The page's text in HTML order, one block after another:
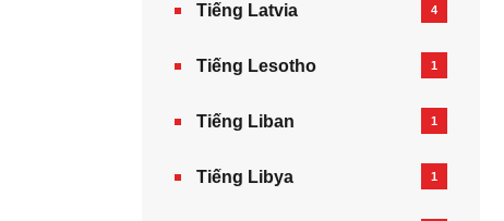
Tiếng Latvia 4
Tiếng Lesotho 1
Tiếng Liban 1
Tiếng Libya 1